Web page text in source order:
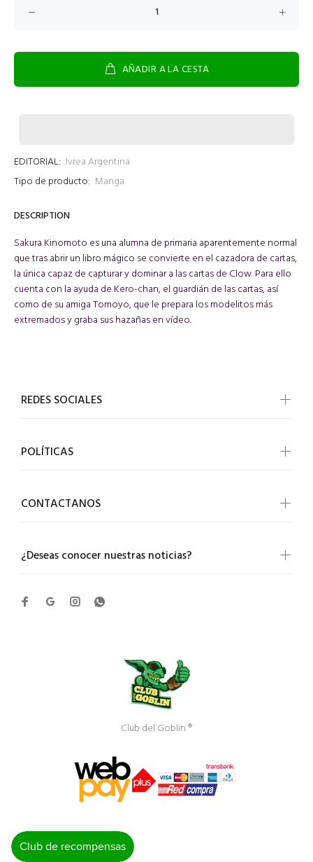
AÑADIR A LA CESTA
EDITORIAL: Ivrea Argentina
Tipo de producto: Manga
DESCRIPTION
Sakura Kinomoto es una alumna de primaria aparentemente normal
que tras abrir un libro mágico se convierte en el cazadora de cartas,
la única capaz de capturar y dominar a las cartas de Clow. Para ello
cuenta con la ayuda de Kero-chan, el guardián de las cartas, así
como de su amiga Tomoyo, que le prepara los modelitos más
extremados y graba sus hazañas en vídeo.
¿Deseas conocer nuestras noticias?
REDES SOCIALES
POLÍTICAS
CONTACTANOS
Club del Goblin ®